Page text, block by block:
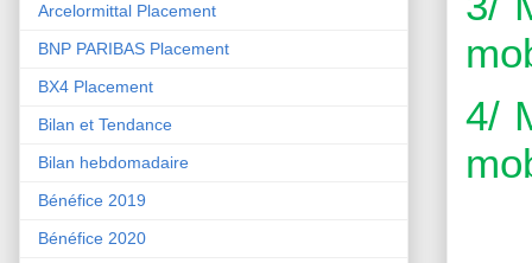
4/
Arcelormittal Placement
BNP PARIBAS Placement
BX4 Placement
Bilan et Tendance
Bilan hebdomadaire
Bénéfice 2019
Bénéfice 2020